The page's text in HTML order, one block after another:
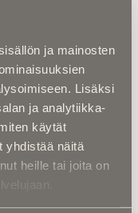
ja mainosten
Lisäksi
ja analytiikka-
käytät
yhdistää näitä
heille tai joita on
kasvoilta. Kun
viimeisestä
valtavaa
jää se
silloin teillä
ja edes hivenen
jaettavaksi.